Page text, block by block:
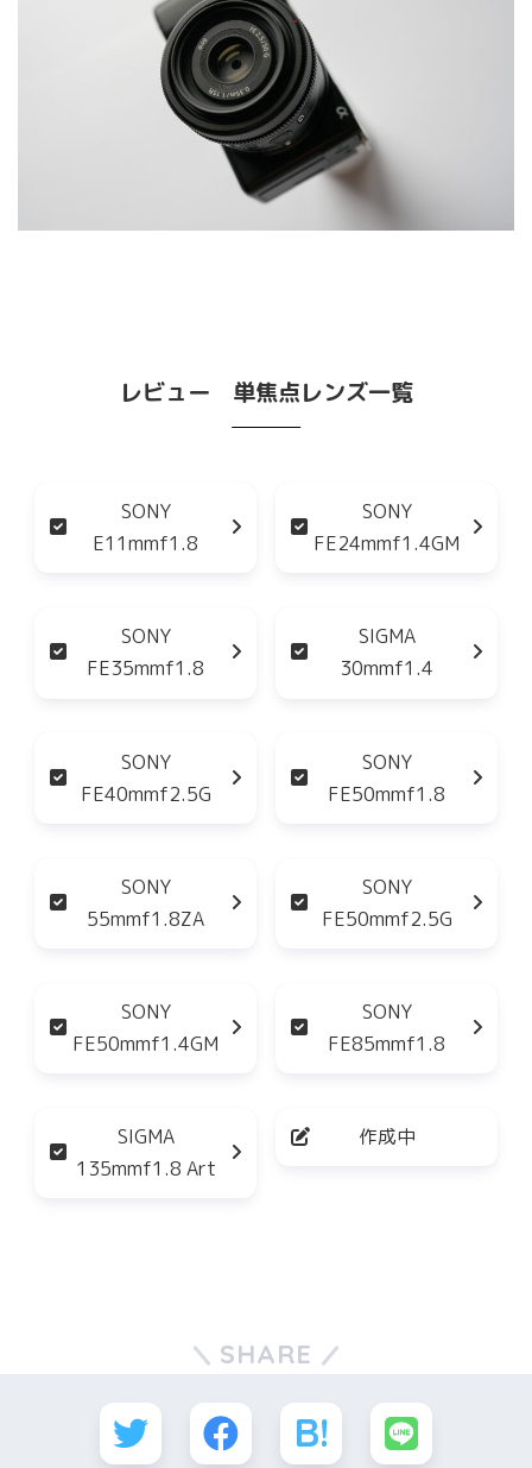
レビュー 単焦点レンズ一覧
SONY
E11mmf1.8
SONY
FE24mmf1.4GM
SONY
FE35mmf1.8
SIGMA
30mmf1.4
SONY
FE40mmf2.5G
SONY
FE50mmf1.8
SONY
55mmf1.8ZA
SONY
FE50mmf2.5G
SONY
FE50mmf1.4GM
SONY
FE85mmf1.8
SIGMA
135mmf1.8 Art
作成中
SHARE